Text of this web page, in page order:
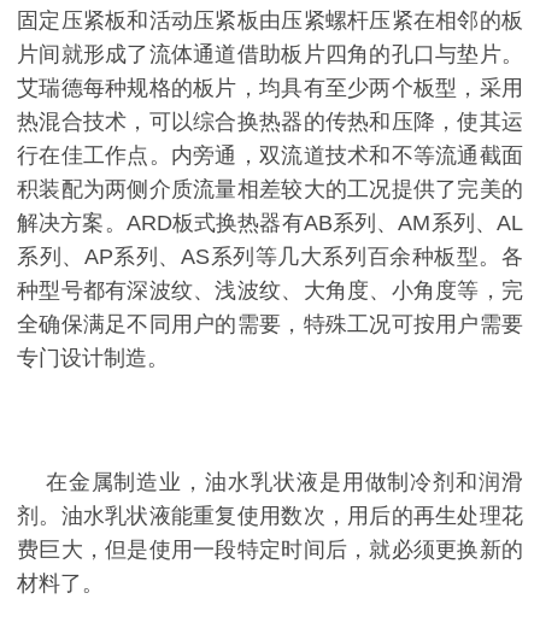
固定压紧板和活动压紧板由压紧螺杆压紧在相邻的板
片间就形成了流体通道借助板片四角的孔口与垫片。
艾瑞德每种规格的板片，均具有至少两个板型，采用
热混合技术，可以综合换热器的传热和压降，使其运
行在佳工作点。内旁通，双流道技术和不等流通截面
积装配为两侧介质流量相差较大的工况提供了完美的
解决方案。ARD板式换热器有AB系列、AM系列、AL
系列、AP系列、AS系列等几大系列百余种板型。各
种型号都有深波纹、浅波纹、大角度、小角度等，完
全确保满足不同用户的需要，特殊工况可按用户需要
专门设计制造。
在金属制造业，油水乳状液是用做制冷剂和润滑
剂。油水乳状液能重复使用数次，用后的再生处理花
费巨大，但是使用一段特定时间后，就必须更换新的
材料了。